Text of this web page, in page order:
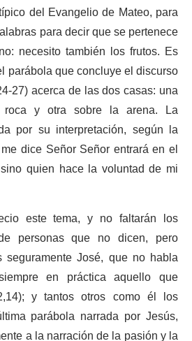
del Evangelio de Mateo, para
para decir que se pertenece
necesito también los frutos. Es
parábola que concluye el discurso
27) acerca de las dos casas: una
roca y otra sobre la arena. La
por su interpretación, según la
dice Señor Señor entrará en el
quien hace la voluntad de mi
este tema, y no faltarán los
personas que no dicen, pero
José, que no habla
en práctica aquello que
y tantos otros como él los
parábola narrada por Jesús,